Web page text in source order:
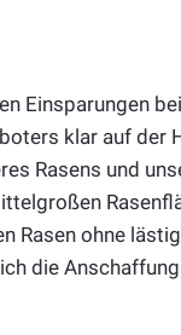
Einsparungen
klar auf der
Rasens und
Rasen ohne
die